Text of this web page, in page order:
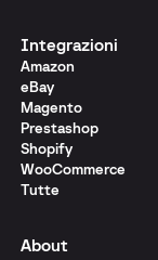
Integrazioni
Amazon
eBay
Magento
Prestashop
Shopify
WooCommerce
Tutte
About